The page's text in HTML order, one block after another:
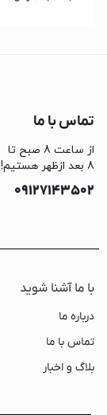
تماس با ما
از ساعت 8 صبح تا
8 بعد ازظهر هستیم!
09127143502
با ما آشنا شوید
درباره ما
تماس با ما
بلاگ و اخبار